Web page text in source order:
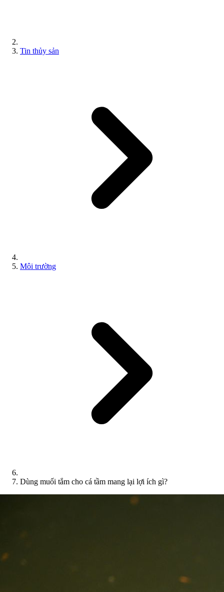
Tin thủy sản
Môi trường
Dùng muối tắm cho cá tầm mang lại lợi ích gì?